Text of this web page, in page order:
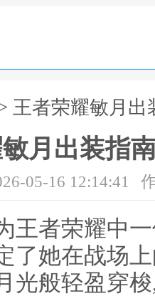
王者荣耀敏月
月出装指
05-16 12:14:41
王者荣耀中
了她在战场
光般轻盈穿